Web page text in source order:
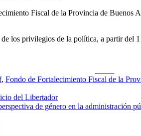
Fiscal de la Provincia de
los privilegios de la política, a partir del
, Fondo de Fortalecimiento Fiscal de la
del Libertador
de género en la administración